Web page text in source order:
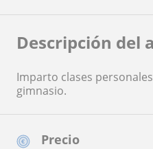
Precio
Descripción del
Imparto clases
gimnasio.